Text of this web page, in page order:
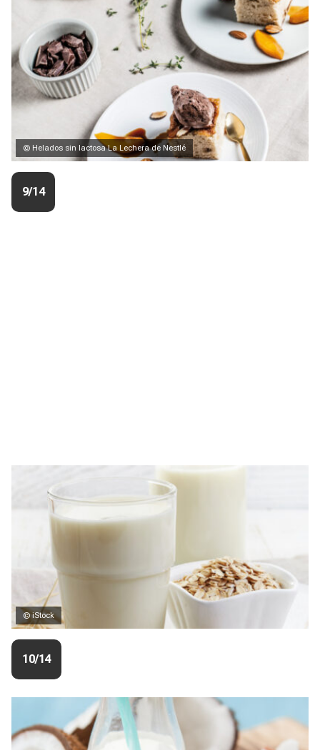
© Helados sin lactosa La Lechera de Nestlé
9/14
© iStock
10/14